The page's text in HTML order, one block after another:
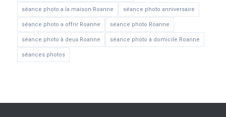
séance photo a la maison Roanne séance photo anniversaire
séance photo a offrir Roanne séance photo Roanne
séance photo à deux Roanne séance photo à domicile Roanne
séances photos